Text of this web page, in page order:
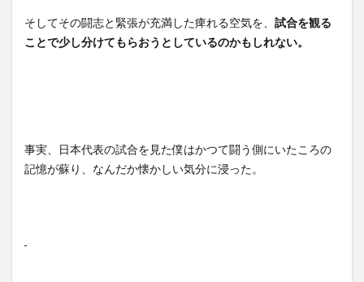
そしてその闘志と緊張が充満した痺れる空気を、 試合を観る
ことで少し分けてもらおうとしているのかもしれない。
事実、日本代表の試合を見た僕はかつて闘う側にいたころの
記憶が蘇り、なんだか懐かしい気分に浸った。